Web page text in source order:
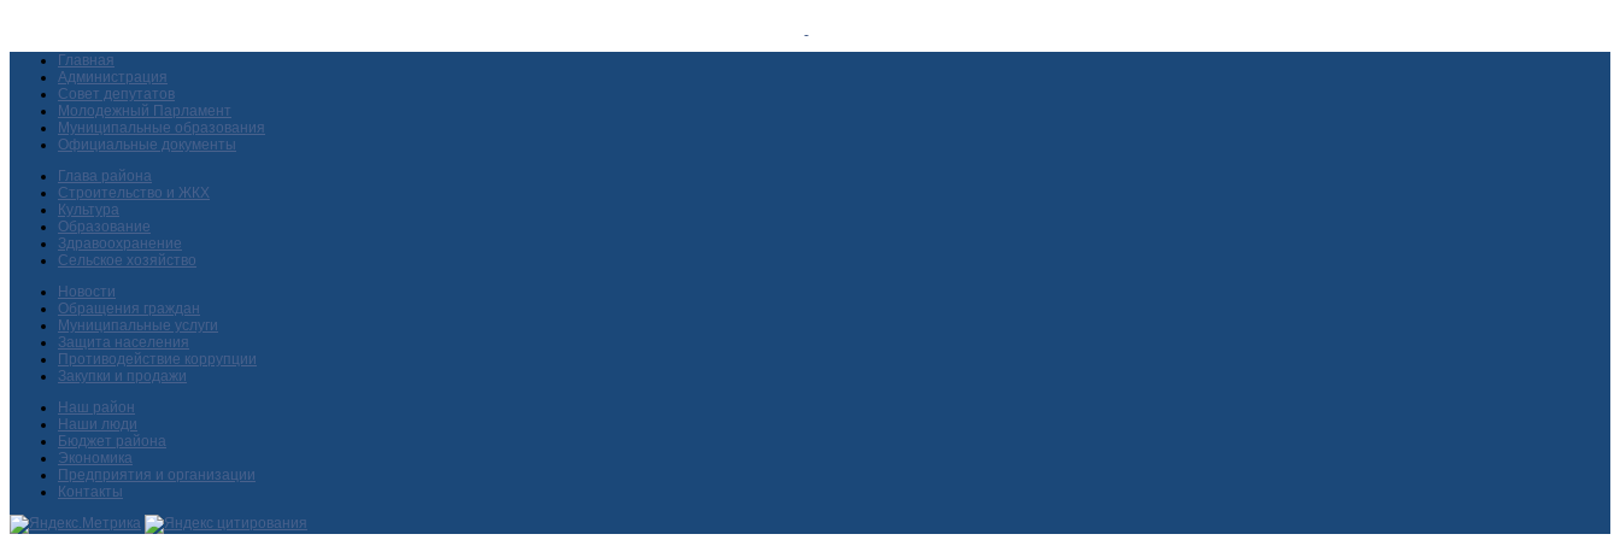
Главная
Администрация
Совет депутатов
Молодежный Парламент
Муниципальные образования
Официальные документы
Глава района
Строительство и ЖКХ
Культура
Образование
Здравоохранение
Сельское хозяйство
Новости
Обращения граждан
Муниципальные услуги
Защита населения
Противодействие коррупции
Закупки и продажи
Наш район
Наши люди
Бюджет района
Экономика
Предприятия и организации
Контакты